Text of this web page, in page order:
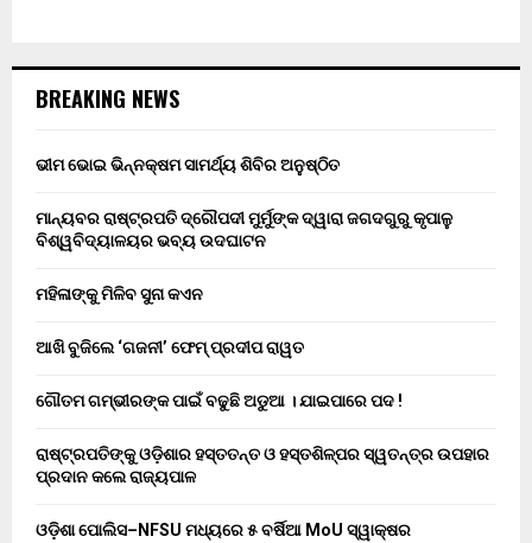
BREAKING NEWS
ଭୀମ ଭୋଇ ଭିନ୍ନକ୍ଷମ ସାମର୍ଥ୍ୟ ଶିବିର ଅନୁଷ୍ଠିତ
ମାନ୍ୟବର ରାଷ୍ଟ୍ରପତି ଦ୍ରୌପଦୀ ମୁର୍ମୁଙ୍କ ଦ୍ୱାରା ଜଗଦଗୁରୁ କୃପାଳୁ
ବିଶ୍ୱବିଦ୍ୟାଳୟର ଭବ୍ୟ ଉଦଘାଟନ
ମହିଳାଙ୍କୁ ମିଳିବ ସୁନା କଏନ
ଆଖି ବୁଜିଲେ ‘ଗଜନୀ’ ଫେମ୍ ପ୍ରଦୀପ ରାୱତ
ଗୌତମ ଗମ୍ଭୀରଙ୍କ ପାଇଁ ବଢୁଛି ଅଡୁଆ । ଯାଇପାରେ ପଦ !
ରାଷ୍ଟ୍ରପତିଙ୍କୁ ଓଡ଼ିଶାର ହସ୍ତତନ୍ତ ଓ ହସ୍ତଶିଳ୍ପର ସ୍ୱତନ୍ତ୍ର ଉପହାର
ପ୍ରଦାନ କଲେ ରାଜ୍ୟପାଳ
ଓଡ଼ିଶା ପୋଲିସ–NFSU ମଧ୍ୟରେ ୫ ବର୍ଷିଆ MoU ସ୍ୱାକ୍ଷର